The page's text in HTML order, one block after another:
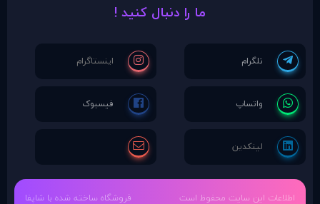
ما را دنبال کنید !
اطلاعات این سایت محفوظ است فروشگاه ساخته شده با شاپفا